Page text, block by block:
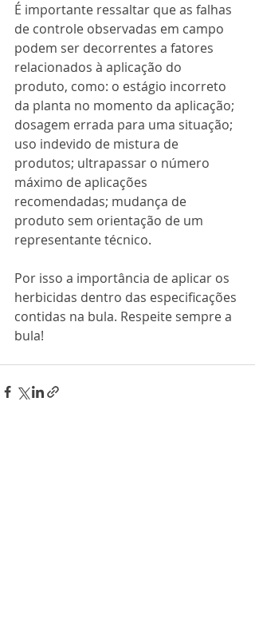
É importante ressaltar que as falhas
de controle observadas em campo
podem ser decorrentes a fatores
relacionados à aplicação do
produto, como: o estágio incorreto
da planta no momento da aplicação;
dosagem errada para uma situação;
uso indevido de mistura de
produtos; ultrapassar o número
máximo de aplicações
recomendadas; mudança de
produto sem orientação de um
representante técnico.
Por isso a importância de aplicar os
herbicidas dentro das especificações
contidas na bula. Respeite sempre a
bula!